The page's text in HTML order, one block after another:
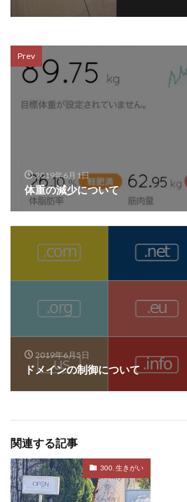
Prev
2019年6月1日
体重の減少について
2019年6月5日
ドメインの制御について
関連する記事
300. 生きがい